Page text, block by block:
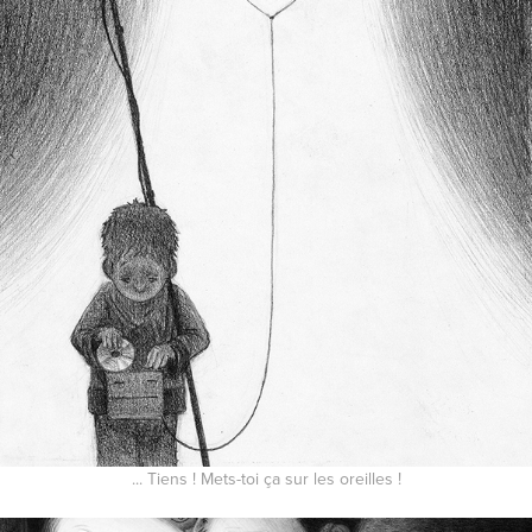
... Tiens ! Mets-toi ça sur les oreilles !